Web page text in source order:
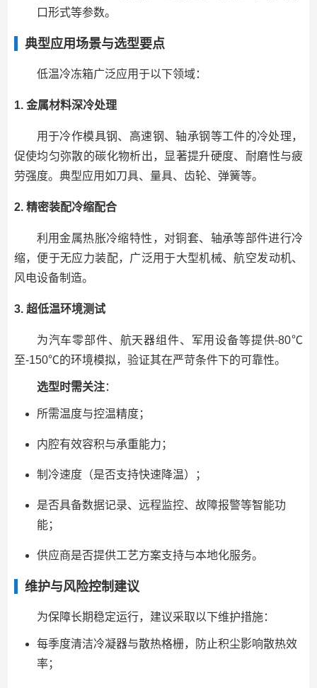
口形式等参数。
典型应用场景与选型要点
低温冷冻箱广泛应用于以下领域：
1. 金属材料深冷处理
用于冷作模具钢、高速钢、轴承钢等工件的冷处理，
促使均匀弥散的碳化物析出，显著提升硬度、耐磨性与疲
劳强度。典型应用如刀具、量具、齿轮、弹簧等。
2. 精密装配冷缩配合
利用金属热胀冷缩特性，对铜套、轴承等部件进行冷
缩，便于无应力装配，广泛用于大型机械、航空发动机、
风电设备制造。
3. 超低温环境测试
为汽车零部件、航天器组件、军用设备等提供-80℃
至-150℃的环境模拟，验证其在严苛条件下的可靠性。
选型时需关注：
所需温度与控温精度；
内腔有效容积与承重能力；
制冷速度（是否支持快速降温）；
是否具备数据记录、远程监控、故障报警等智能功
能；
供应商是否提供工艺方案支持与本地化服务。
维护与风险控制建议
为保障长期稳定运行，建议采取以下维护措施：
每季度清洁冷凝器与散热格栅，防止积尘影响散热效
率；